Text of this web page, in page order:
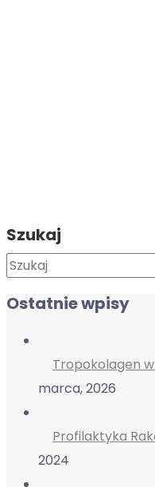
Czytaj więcej
Szukaj
Ostatnie wpisy
Tropokolagen
marca, 2026
Profilaktyka
2024